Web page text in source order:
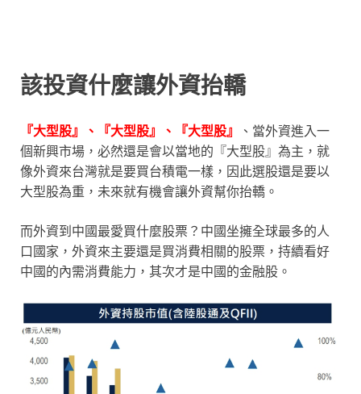
該投資什麼讓外資抬轎
『大型股』、『大型股』、『大型股』
、當外資進入一
個新興市場，必然還是會以當地的『大型股』為主，就
像外資來台灣就是要買台積電一樣，因此選股還是要以
大型股為重，未來就有機會讓外資幫你抬轎。
而外資到中國最愛買什麼股票？中國坐擁全球最多的人
口國家，外資來主要還是買消費相關的股票，持續看好
中國的內需消費能力，其次才是中國的金融股。